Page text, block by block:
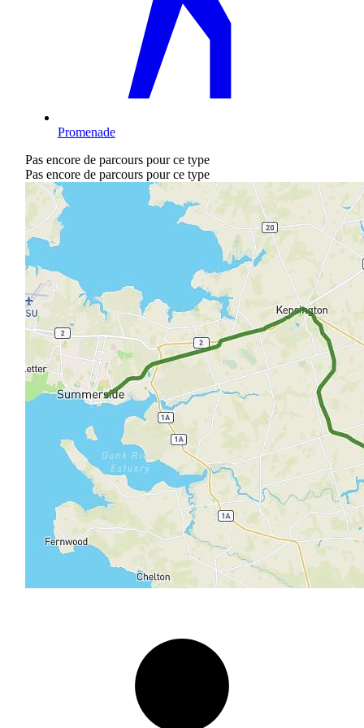
Promenade
Pas encore de parcours pour ce type
Pas encore de parcours pour ce type